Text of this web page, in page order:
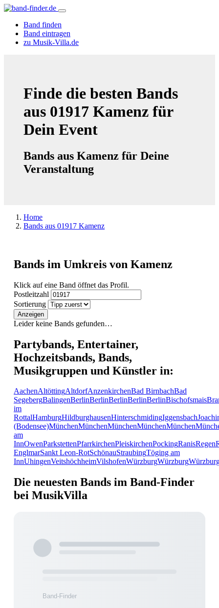
Band finden
Band eintragen
zu Musik-Villa.de
Finde die besten Bands
aus 01917 Kamenz für
Dein Event
Bands aus Kamenz für Deine
Veranstaltung
Home
Bands aus 01917 Kamenz
Bands im Umkreis von Kamenz
Klick auf eine Band öffnet das Profil.
Postleitzahl
Sortierung
Anzeigen
Leider keine Bands gefunden…
Partybands, Entertainer,
Hochzeitsbands, Bands,
Musikgruppen und Künstler in:
AachenAltöttingAltdorfAnzenkirchenBad BirnbachBad
SegebergBalingenBerlinBerlinBerlinBerlinBerlinBischofsmais
im
RottalHamburgHildburghausenHinterschmidingIggensbach
(Bodensee)MünchenMünchenMünchenMünchenMünchen
am
InnOwenParkstettenPfarrkirchenPleiskirchenPockingRanisRegen
EnglmarSankt Leon-RotSchönauStraubingTöging am
InnUhingenVeitshöchheimVilshofenWürzburgWürzburg
Die neuesten Bands im Band-Finder
bei MusikVilla